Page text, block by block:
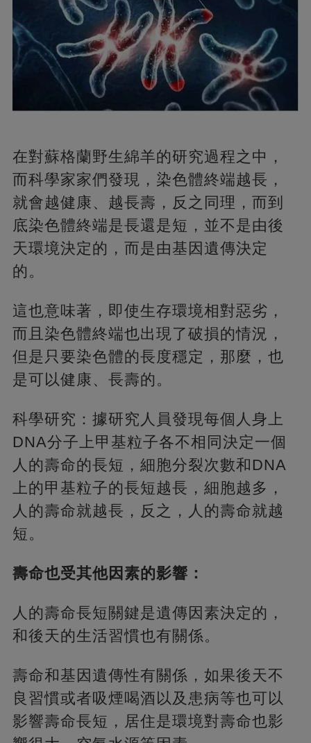
在對蘇格蘭野生綿羊的研究過程之中，
而科學家家們發現，染色體終端越長，
就會越健康、越長壽，反之同理，而到
底染色體終端是長還是短，並不是由後
天環境決定的，而是由基因遺傳決定
的。
這也意味著，即使生存環境相對惡劣，
而且染色體終端也出現了破損的情況，
但是只要染色體的長度穩定，那麼，也
是可以健康、長壽的。
科學研究：據研究人員發現每個人身上
DNA分子上甲基粒子各不相同決定一個
人的壽命的長短，細胞分裂次數和DNA
上的甲基粒子的長短越長，細胞越多，
人的壽命就越長，反之，人的壽命就越
短。
壽命也受其他因素的影響：
人的壽命長短關鍵是遺傳因素決定的，
和後天的生活習慣也有關係。
壽命和基因遺傳性有關係，如果後天不
良習慣或者吸煙喝酒以及患病等也可以
影響壽命長短，居住是環境對壽命也影